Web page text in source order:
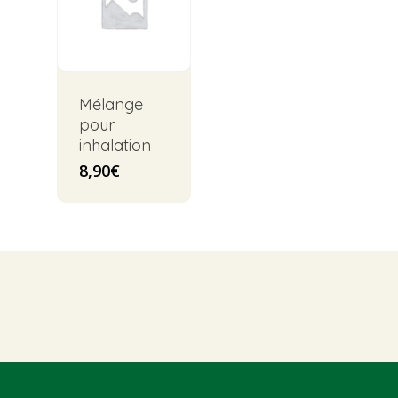
Mélange
pour
inhalation
8,90€